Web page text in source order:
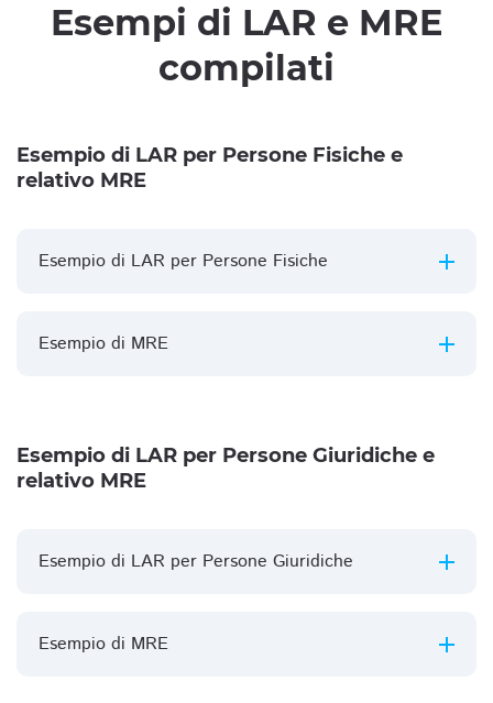
Esempi di LAR e MRE
compilati
Esempio di LAR per Persone Fisiche e
relativo MRE
Esempio di LAR per Persone Fisiche
Esempio di MRE
Esempio di LAR per Persone Giuridiche e
relativo MRE
Esempio di LAR per Persone Giuridiche
Esempio di MRE